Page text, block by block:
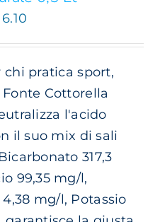
da
€ 3.20
a
€ 6.10
chi pratica sport,
Cottorella
l'acido
il suo mix di sali
317,3
99,35 mg/l,
mg/l, Potassio